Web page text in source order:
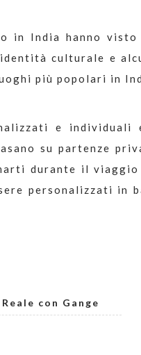
in India hanno
culturale e
più popolari in
e individuali
su partenze
durante il viaggio
personalizzati in
con Gange